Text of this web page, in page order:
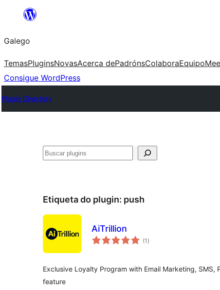
Saltar
contido
Galego
TemasPluginsNovasAcerca dePadrónsColaboraEquipo
Consigue WordPress
Plugin Directory
Buscar
Etiqueta do plugin: push
AiTrillion
(1 valoracións
totais
)
Exclusive Loyalty Program with Email Marketing, SMS,
feature